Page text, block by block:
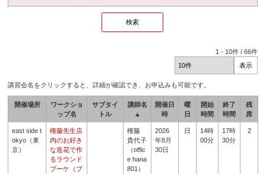
1 - 10件 /66件
講習会名をクリックすると、詳細が確認でき、お申込みも可能です。
開催場所
ワークショ
ップ名
サブタイ
トル
講師名
▲
開催日
時
曜
日
開始
時間
終了
時間
残
席
east side t
okyo（東
京）
権藤先生店
内のお好き
な造花で作
るラウンド
ブーケ（ブ
権藤
貴代子
（offic
e hana
801）
2026
年8月
30日
日
14時
00分
17時
30分
2